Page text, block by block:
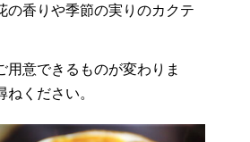
の香りや季節の実りのカクテ
意できるものが変わりま
ください。